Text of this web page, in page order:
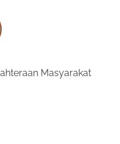
Masyarakat